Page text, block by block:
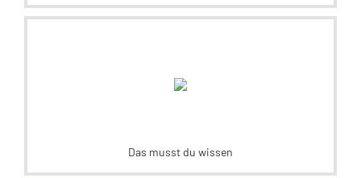
Das musst du wissen